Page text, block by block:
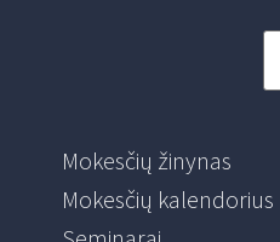
Mokesčių žinynas
Mokesčių kalendorius